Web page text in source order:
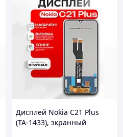
Дисплей Nokia C21 Plus
(TA-1433), экранный